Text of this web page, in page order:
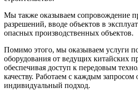
Мы также оказываем сопровождение
разрешений, вводе объектов в
опасных производственных объектов.
Помимо этого, мы оказываем услуги
оборудования от ведущих китайских
обеспечивая доступ к передовым
качеству. Работаем с каждым запросом
индивидуальный подход.